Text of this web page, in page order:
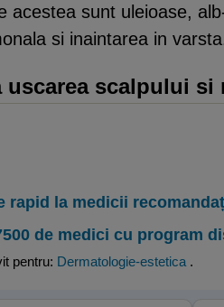
acestea sunt uleioase,
si inaintarea in
uscarea scalpului si
rapid la medicii
de medici cu program
pentru: Dermatologie-estetica .